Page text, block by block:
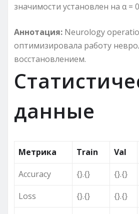
значимости установлен на α =
Аннотация: Neurology
оптимизировала работу
восстановлением.
данные
Метрика Train Val
Accuracy
{}.{} {}.{}
Loss
{}.{} {}.{}